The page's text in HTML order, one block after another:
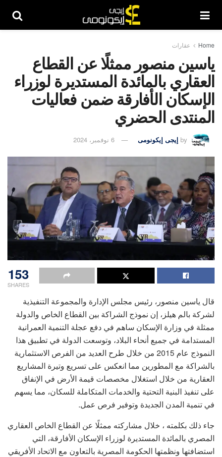
Home عقارات
ياسين منصور ممثلًا عن القطاع
العقاري بالمائدة المستديرة لوزراء
الإسكان الأفارقة ضمن فعاليات
المنتدى الحضري
by إيجى إيكونومى 6 نوفمبر، 2024
153
SHARES
قال ياسين منصور، رئيس مجلس الإدارة والمجموعة التنفيذية
لشركة بالم هيلز، إن نموذج الشراكة بين القطاع الخاص والدولة
ممثلة في وزارة الإسكان ساهم في دفع عجلة التنمية العمرانية
المستدامة في جميع أنحاء البلاد، وتوسعت الدولة في تطبيق هذا
النموذج عام 2015 من خلال طرح العديد من الفرص الاستثمارية
بالشراكة مع المطورين مما انعكس على تسريع وتيرة المشاريع
العقارية من خلال استغلال مخصصات قيمة الأرض في الإنفاق
على تنفيذ البنية التحتية والخدمات المتكاملة للسكان، مما يسهم
في تنمية المدن الجديدة وتوفير فرص عمل.
جاء ذلك بكلمته ، خلال مشاركته ممثلًا عن القطاع الخاص العقاري
المصري بالمائدة المستديرة لوزراء الإسكان الأفارقة، التي
استضافتها ونظمتها الحكومة المصرية بالتعاون مع الاتحاد الأفريقي